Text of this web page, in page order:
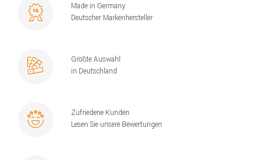
Made in Germany
Deutscher Markenhersteller
Größte Auswahl
in Deutschland
Zufriedene Kunden
Lesen Sie unsere Bewertungen